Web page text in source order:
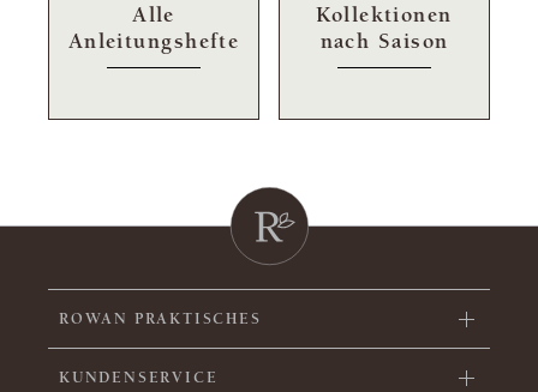
Alle
Anleitungshefte
Kollektionen
nach Saison
ROWAN PRAKTISCHES
KUNDENSERVICE